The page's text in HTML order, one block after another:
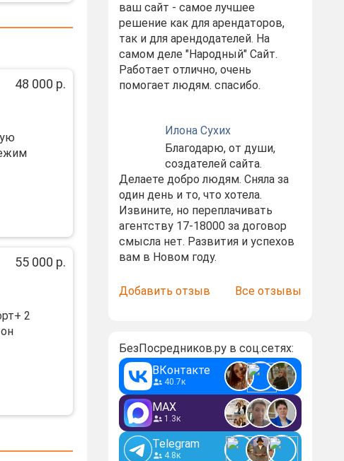
48 000 р.
55 000 р.
2
ваш сайт - самое лучшее
решение как для арендаторов,
так и для арендодателей. На
самом деле "Народный" Сайт.
Работает отлично, очень
помогает людям. спасибо.
Илона Сухих
Благодарю, от души,
создателей сайта.
Делаете добро людям. Сняла за
один день и то, что хотела.
Извините, но переплачивать
агентству 17-18000 за договор
смысла нет. Развития и успехов
вам в Новом году.
Добавить отзыв Все отзывы
БезПосредников.ру в соц.сетях:
ВКонтакте
40.7к
MAX
1.3к
Telegram
4.8к